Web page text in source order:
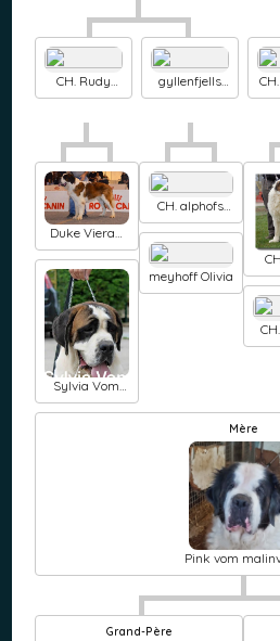
CH. Rudy
vom
gyllenfjells
Doris
Duke Vieran
de goltasani
Sylvia Vom
fugerhof
CH. alphofs
Bernhard
meyhoff Olivia
Mère
Pink vom
Grand-Père